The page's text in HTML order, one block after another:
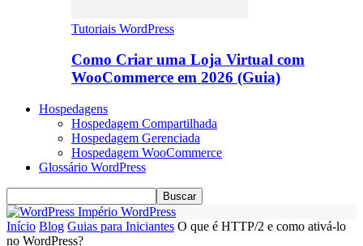
Tutoriais WordPress
Como Criar uma Loja Virtual com
WooCommerce em 2026 (Guia)
Hospedagens
Hospedagem Compartilhada
Hospedagem Gerenciada
Hospedagem WooCommerce
Glossário WordPress
Império WordPress
Início Blog Guias para Iniciantes O que é HTTP/2 e como ativá-lo
no WordPress?